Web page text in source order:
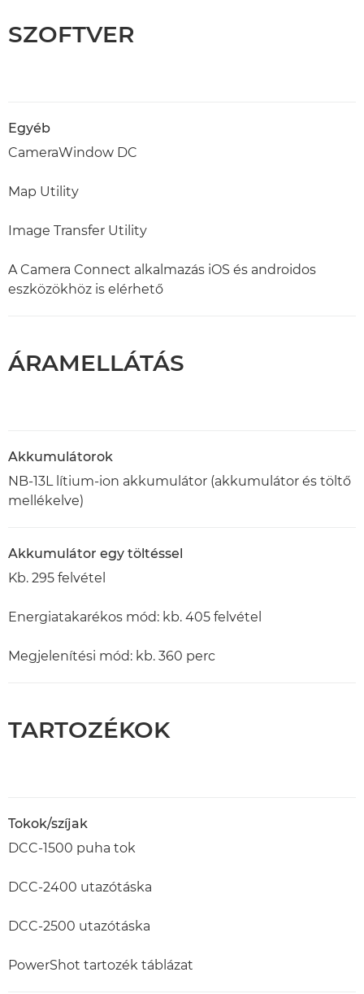
SZOFTVER
Egyéb
CameraWindow DC
Map Utility
Image Transfer Utility
A Camera Connect alkalmazás iOS és androidos
eszközökhöz is elérhető
ÁRAMELLÁTÁS
Akkumulátorok
NB-13L lítium-ion akkumulátor (akkumulátor és töltő
mellékelve)
Akkumulátor egy töltéssel
Kb. 295 felvétel
Energiatakarékos mód: kb. 405 felvétel
Megjelenítési mód: kb. 360 perc
TARTOZÉKOK
Tokok/szíjak
DCC-1500 puha tok
DCC-2400 utazótáska
DCC-2500 utazótáska
PowerShot tartozék táblázat